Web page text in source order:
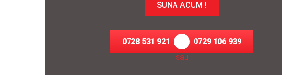
SUNA ACUM !
0728 531 921
sau
0729 106 939